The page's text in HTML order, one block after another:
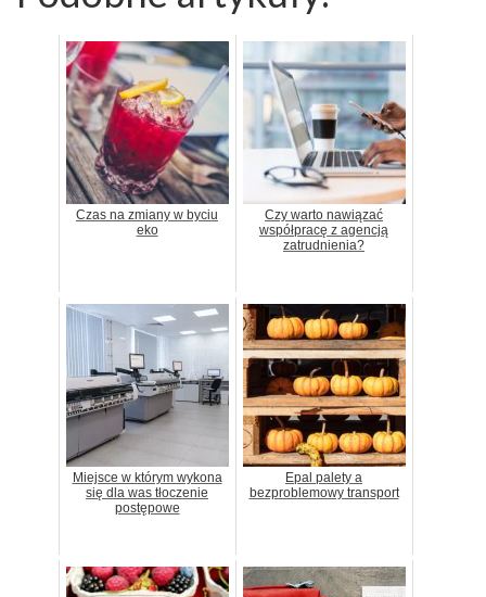
Czas na zmiany w byciu
eko
Czy warto nawiązać
współpracę z agencją
zatrudnienia?
Miejsce w którym wykona
się dla was tłoczenie
postępowe
Epal palety a
bezproblemowy transport